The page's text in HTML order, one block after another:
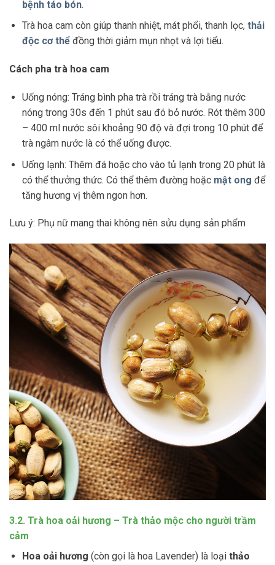
bệnh táo bón.
Trà hoa cam còn giúp thanh nhiệt, mát phổi, thanh lọc, thải
độc cơ thểđồng thời giảm mụn nhọt và lợi tiểu.
Cách pha trà hoa cam
Uống nóng: Tráng bình pha trà rồi tráng trà bằng nước
nóng trong 30s đến 1 phút sau đó bỏ nước. Rót thêm 300
– 400 ml nước sôi khoảng 90 độ và đợi trong 10 phút để
trà ngâm nước là có thể uống được.
Uống lạnh: Thêm đá hoặc cho vào tủ lạnh trong 20 phút là
có thể thưởng thức. Có thể thêm đường hoặc mật ong để
tăng hương vị thêm ngon hơn.
Lưu ý: Phụ nữ mang thai không nên sửu dụng sản phẩm
3.2. Trà hoa oải hương – Trà thảo mộc cho người trầm
cảm
Hoa oải hương (còn gọi là hoa Lavender) là loại thảo